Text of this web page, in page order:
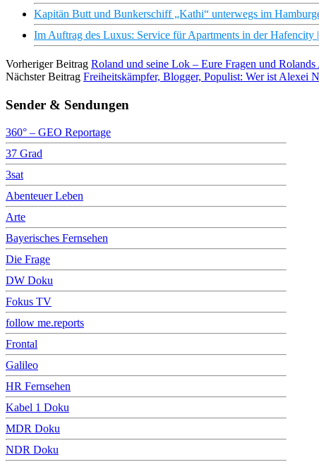
Kapitän Butt und Bunkerschiff „Kathi“ unterwegs im
Im Auftrag des Luxus: Service für Apartments in der
Vorheriger Beitrag Roland und seine Lok – Eure Fragen und
Nächster Beitrag Freiheitskämpfer, Blogger, Populist: Wer ist Alexei
Sender & Sendungen
360° – GEO Reportage
37 Grad
3sat
Abenteuer Leben
Arte
Bayerisches Fernsehen
Die Frage
DW Doku
Fokus TV
follow me.reports
Frontal
Galileo
HR Fernsehen
Kabel 1 Doku
MDR Doku
NDR Doku